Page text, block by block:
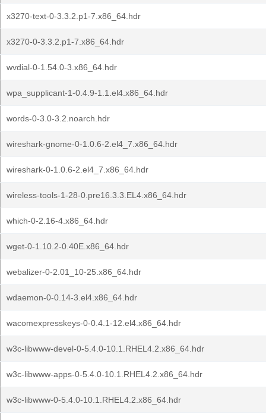
x3270-text-0-3.3.2.p1-7.x86_64.hdr
x3270-0-3.3.2.p1-7.x86_64.hdr
wvdial-0-1.54.0-3.x86_64.hdr
wpa_supplicant-1-0.4.9-1.1.el4.x86_64.hdr
words-0-3.0-3.2.noarch.hdr
wireshark-gnome-0-1.0.6-2.el4_7.x86_64.hdr
wireshark-0-1.0.6-2.el4_7.x86_64.hdr
wireless-tools-1-28-0.pre16.3.3.EL4.x86_64.hdr
which-0-2.16-4.x86_64.hdr
wget-0-1.10.2-0.40E.x86_64.hdr
webalizer-0-2.01_10-25.x86_64.hdr
wdaemon-0-0.14-3.el4.x86_64.hdr
wacomexpresskeys-0-0.4.1-12.el4.x86_64.hdr
w3c-libwww-devel-0-5.4.0-10.1.RHEL4.2.x86_64.hdr
w3c-libwww-apps-0-5.4.0-10.1.RHEL4.2.x86_64.hdr
w3c-libwww-0-5.4.0-10.1.RHEL4.2.x86_64.hdr